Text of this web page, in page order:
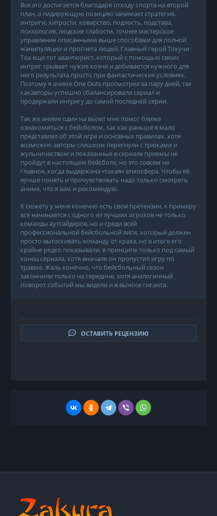
Все это достигается благодаря отходу спорта на второй
план, а лидирующую позицию занимает стратегия,
интриги, хитрости, коварство, подлость, подстава,
психология, людские слабости, точнее мастерское
управление описанными выше способами для полной
манипуляции и просчета людей. Главный герой Токучи
Тоа еще тот авантюрист, который с помощью своих
интриг срывает чужие козни и добивается нужного для
него результата просто при фантастических условиях.
Поэтому я аниме One Outs просмотрел за пару дней, так
какавторы успешно сбалансировали сериал и
продержали интригу до самой последней серии.
Так же аниме один на вылет мне помог ближе
ознакомиться с бейсболом, так как раньше я мало
представлял об этой игре и основных правилах, хотя
возможно авторы слишком перегнули с трюками и
жульничеством и показанные в сериале приемы не
пройдут в настоящем бейсболе, но это совсем не
главное, когда выдержана «такая» атмосфера. Чтобы её
лучше понять и прочувствовать надо только смотреть
аниме, что я вам и рекомендую.
К сюжету у меня конечно есть свои претензии, к примеру
все начинается с одного из лучших игроков не только
команды аутсайдеров, но и среди всей
профессиональной бейсбольной лиги, который должен
просто вытаскивать команду от краха, но в итоге его
крайне редко показывали, в принципе только под самый
конец сериала, хотя вначале он пропустил игру по
травме. Жаль конечно, что бейсбольный сезон
закончили только на середине, хотя аналогичный
поворот событий мы видели и в выносе гиганта.
ОСТАВИТЬ РЕЦЕНЗИЮ